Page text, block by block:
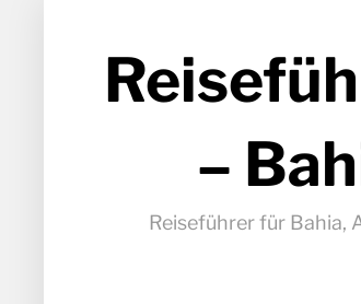
–
Reiseführer für Bahia,